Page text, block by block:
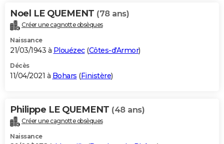
Noel LE QUEMENT (78 ans)
Créer une cagnotte obsèques
Naissance
21/03/1943 à Plouézec(Côtes-d'Armor)
Décès
11/04/2021 à Bohars (Finistère)
Philippe LE QUEMENT (48 ans)
Créer une cagnotte obsèques
Naissance